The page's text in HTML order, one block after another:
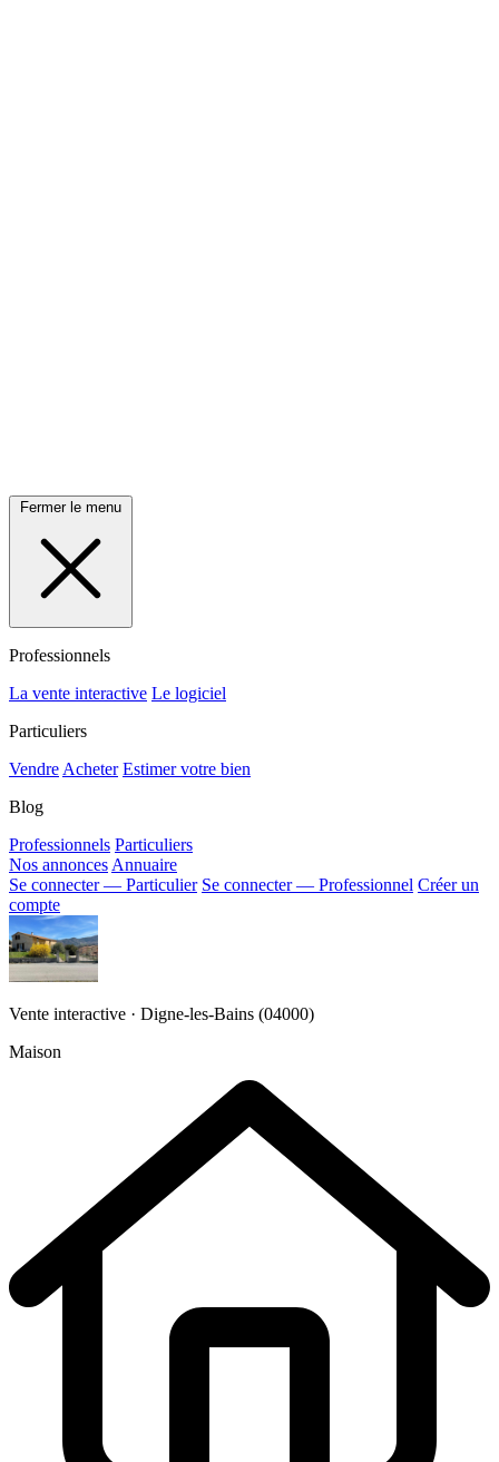
Fermer le menu
Professionnels
La vente interactive Le logiciel
Particuliers
Vendre Acheter Estimer votre bien
Blog
Professionnels Particuliers
Nos annonces Annuaire
Se connecter — Particulier Se connecter — Professionnel Créer un
compte
Vente interactive · Digne-les-Bains (04000)
Maison